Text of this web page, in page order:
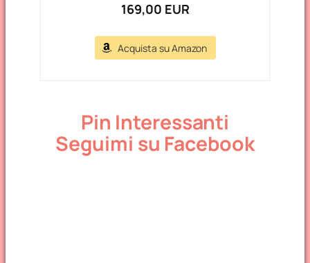
169,00 EUR
Acquista su Amazon
Pin Interessanti
Seguimi su Facebook